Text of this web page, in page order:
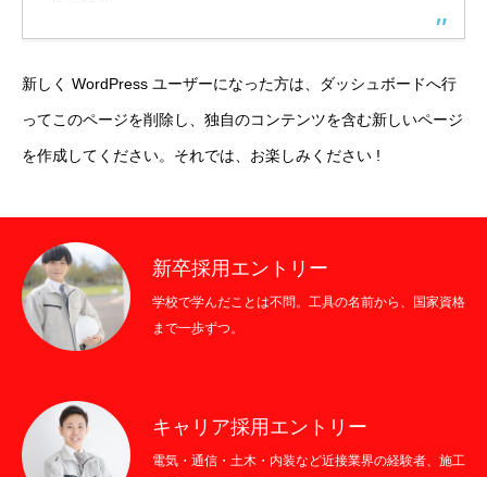
新しく WordPress ユーザーになった方は、 ダッシュボードへ行
ってこのページを削除し、独自のコンテンツを含む新しいページ
を作成してください。それでは、お楽しみください !
新卒採用エントリー
学校で学んだことは不問。工具の名前から、国家資格
まで一歩ずつ。
キャリア採用エントリー
電気・通信・土木・内装など近接業界の経験者、施工